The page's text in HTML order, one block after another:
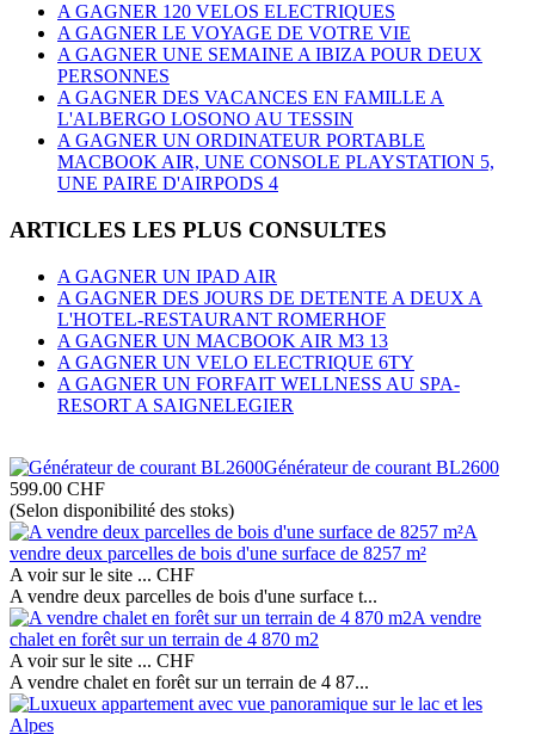
A GAGNER 120 VELOS ELECTRIQUES
A GAGNER LE VOYAGE DE VOTRE VIE
A GAGNER UNE SEMAINE A IBIZA POUR DEUX
PERSONNES
A GAGNER DES VACANCES EN FAMILLE A
L'ALBERGO LOSONO AU TESSIN
A GAGNER UN ORDINATEUR PORTABLE
MACBOOK AIR, UNE CONSOLE PLAYSTATION 5,
UNE PAIRE D'AIRPODS 4
ARTICLES LES PLUS CONSULTES
A GAGNER UN IPAD AIR
A GAGNER DES JOURS DE DETENTE A DEUX A
L'HOTEL-RESTAURANT ROMERHOF
A GAGNER UN MACBOOK AIR M3 13
A GAGNER UN VELO ELECTRIQUE 6TY
A GAGNER UN FORFAIT WELLNESS AU SPA-
RESORT A SAIGNELEGIER
Générateur de courant BL2600
599.00 CHF
(Selon disponibilité des stoks)
A
vendre deux parcelles de bois d'une surface de 8257 m²
A voir sur le site ... CHF
A vendre deux parcelles de bois d'une surface t...
A vendre
chalet en forêt sur un terrain de 4 870 m2
A voir sur le site ... CHF
A vendre chalet en forêt sur un terrain de 4 87...